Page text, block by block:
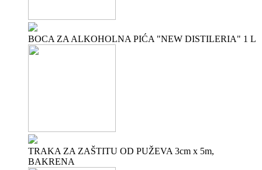
BOCA ZA ALKOHOLNA PIĆA "NEW DISTILERIA" 1 L
TRAKA ZA ZAŠTITU OD PUŽEVA 3cm x 5m,
BAKRENA